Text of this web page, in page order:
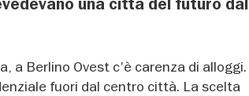
una città del futuro dal
a Berlino Ovest c'è carenza di alloggi.
fuori dal centro città. La scelta